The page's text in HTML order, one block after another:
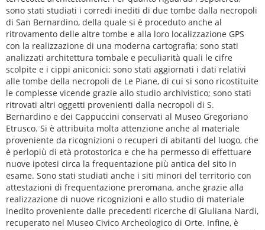
sono stati studiati i corredi inediti di due tombe dalla necropoli
di San Bernardino, della quale si è proceduto anche al
ritrovamento delle altre tombe e alla loro localizzazione GPS
con la realizzazione di una moderna cartografia; sono stati
analizzati architettura tombale e peculiarità quali le cifre
scolpite e i cippi aniconici; sono stati aggiornati i dati relativi
alle tombe della necropoli de Le Piane, di cui si sono ricostituite
le complesse vicende grazie allo studio archivistico; sono stati
ritrovati altri oggetti provenienti dalla necropoli di S.
Bernardino e dei Cappuccini conservati al Museo Gregoriano
Etrusco. Si è attribuita molta attenzione anche al materiale
proveniente da ricognizioni o recuperi di abitanti del luogo, che
è perlopiù di età protostorica e che ha permesso di effettuare
nuove ipotesi circa la frequentazione più antica del sito in
esame. Sono stati studiati anche i siti minori del territorio con
attestazioni di frequentazione preromana, anche grazie alla
realizzazione di nuove ricognizioni e allo studio di materiale
inedito proveniente dalle precedenti ricerche di Giuliana Nardi,
recuperato nel Museo Civico Archeologico di Orte. Infine, è